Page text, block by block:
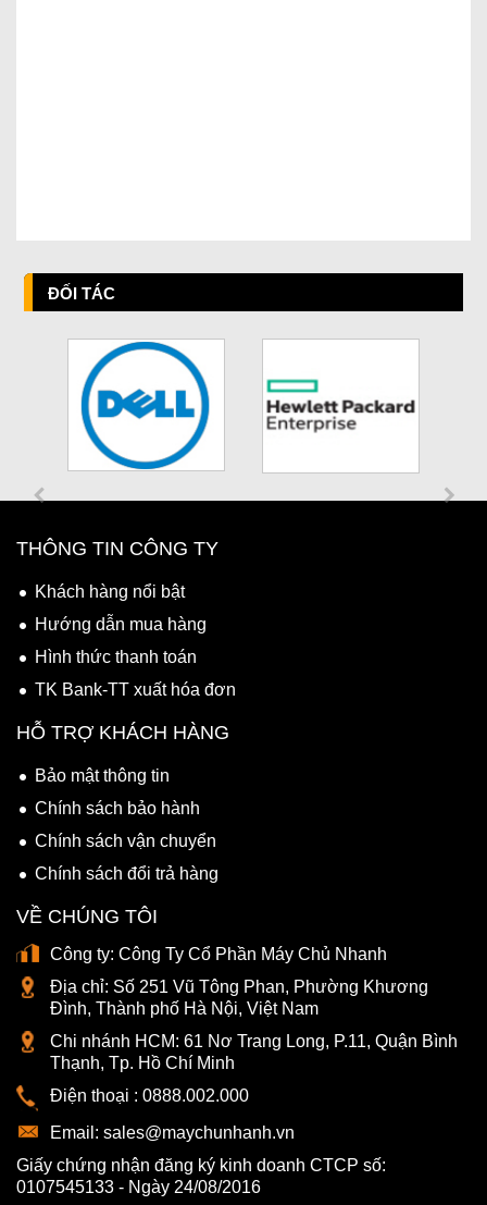
ĐỐI TÁC
THÔNG TIN CÔNG TY
Khách hàng nổi bật
Hướng dẫn mua hàng
Hình thức thanh toán
TK Bank-TT xuất hóa đơn
HỖ TRỢ KHÁCH HÀNG
Bảo mật thông tin
Chính sách bảo hành
Chính sách vận chuyển
Chính sách đổi trả hàng
VỀ CHÚNG TÔI
Công ty: Công Ty Cổ Phần Máy Chủ Nhanh
Địa chỉ: Số 251 Vũ Tông Phan, Phường Khương
Đình, Thành phố Hà Nội, Việt Nam
Chi nhánh HCM: 61 Nơ Trang Long, P.11, Quận Bình
Thạnh, Tp. Hồ Chí Minh
Điện thoại : 0888.002.000
Email: sales@maychunhanh.vn
Giấy chứng nhận đăng ký kinh doanh CTCP số:
0107545133 - Ngày 24/08/2016